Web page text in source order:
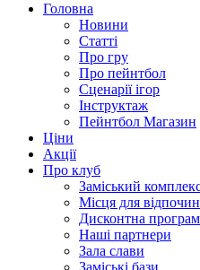
Головна
Новини
Статті
Про гру
Про пейнтбол
Сценарії ігор
Інструктаж
Пейнтбол Магазин
Ціни
Акції
Про клуб
Заміський
Місця для
Дисконтна
Наші партнери
Зала слави
Заміські бази